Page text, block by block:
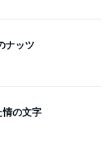
ナッツ
情の文字